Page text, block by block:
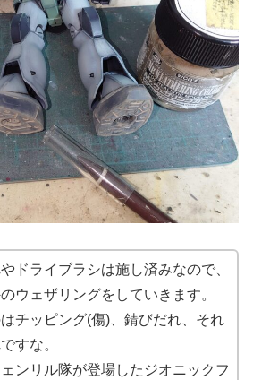
ドライブラシは施し済みなので、
ウェザリングをしていきます。
チッピング(傷)、錆びだれ、それ
すな。
ンリル隊が登場したジオニックフ